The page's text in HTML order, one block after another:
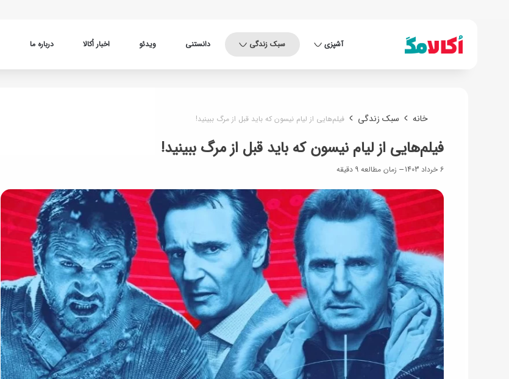
آشپزی سبک زندگی دانستنی ویدئو اخبار اُکالا درباره ما
خانه سبک زندگی فیلم‌هایی از لیام نیسون که باید قبل از مرگ ببینید!
فیلم‌هایی از لیام نیسون که باید قبل از مرگ ببینید!
6 خرداد 1403 زمان مطالعه 9 دقیقه